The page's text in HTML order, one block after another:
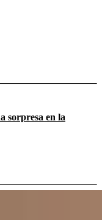
sorpresa en la